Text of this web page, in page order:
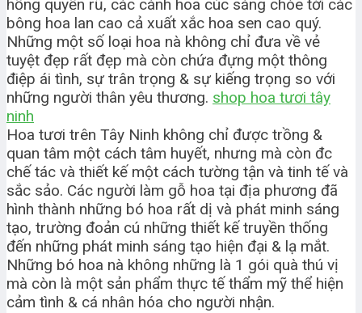
hồng quyến rũ, các cánh hoa cúc sáng chóe tới các
bông hoa lan cao cả xuất xắc hoa sen cao quý.
Những một số loại hoa nà không chỉ đưa về vẻ
tuyệt đẹp rất đẹp mà còn chứa đựng một thông
điệp ái tình, sự trân trọng & sự kiếng trọng so với
những người thân yêu thương. shop hoa tươi tây
ninh
Hoa tươi trên Tây Ninh không chỉ được trồng &
quan tâm một cách tâm huyết, nhưng mà còn đc
chế tác và thiết kế một cách tường tận và tinh tế và
sắc sảo. Các người làm gỗ hoa tại địa phương đã
hình thành những bó hoa rất dị và phát minh sáng
tạo, trường đoản cú những thiết kế truyền thống
đến những phát minh sáng tạo hiện đại & lạ mắt.
Những bó hoa nà không những là 1 gói quà thú vị
mà còn là một sản phẩm thực tế thẩm mỹ thể hiện
cảm tình & cá nhân hóa cho người nhận.